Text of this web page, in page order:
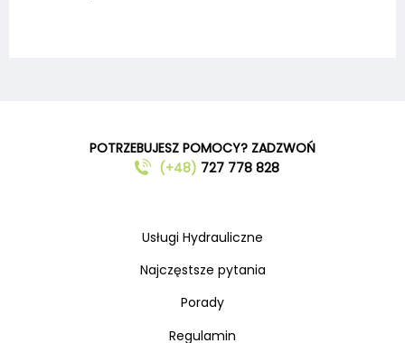
POTRZEBUJESZ POMOCY? ZADZWOŃ
(+48) 727 778 828
Usługi Hydrauliczne
Najczęstsze pytania
Porady
Regulamin